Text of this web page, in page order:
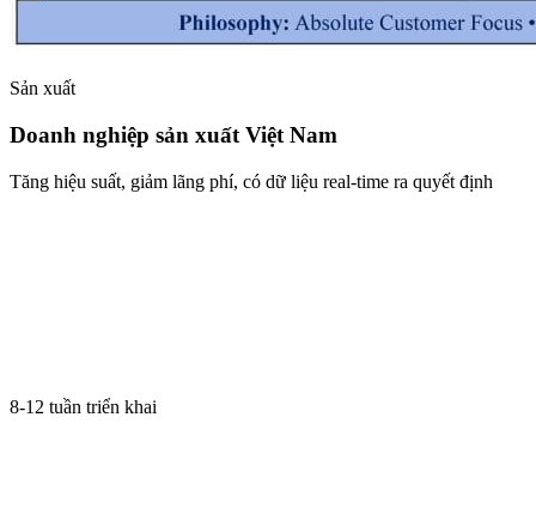
Sản xuất
Doanh nghiệp sản xuất Việt Nam
Tăng hiệu suất, giảm lãng phí, có dữ liệu real-time ra quyết định
8-12 tuần triển khai